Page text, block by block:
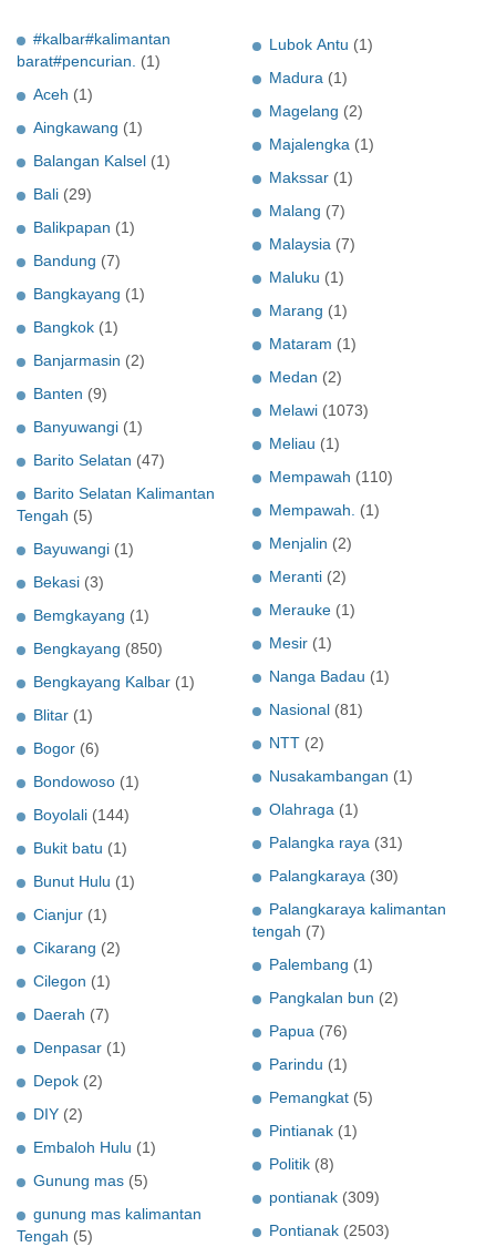
#kalbar#kalimantan
barat#pencurian. (1)
Aceh (1)
Aingkawang (1)
Balangan Kalsel (1)
Bali (29)
Balikpapan (1)
Bandung (7)
Bangkayang (1)
Bangkok (1)
Banjarmasin (2)
Banten (9)
Banyuwangi (1)
Barito Selatan (47)
Barito Selatan Kalimantan
Tengah (5)
Bayuwangi (1)
Bekasi (3)
Bemgkayang (1)
Bengkayang (850)
Bengkayang Kalbar (1)
Blitar (1)
Bogor (6)
Bondowoso (1)
Boyolali (144)
Bukit batu (1)
Bunut Hulu (1)
Cianjur (1)
Cikarang (2)
Cilegon (1)
Daerah (7)
Denpasar (1)
Depok (2)
DIY (2)
Embaloh Hulu (1)
Gunung mas (5)
gunung mas kalimantan
Tengah (5)
Lubok Antu (1)
Madura (1)
Magelang (2)
Majalengka (1)
Makssar (1)
Malang (7)
Malaysia (7)
Maluku (1)
Marang (1)
Mataram (1)
Medan (2)
Melawi (1073)
Meliau (1)
Mempawah (110)
Mempawah. (1)
Menjalin (2)
Meranti (2)
Merauke (1)
Mesir (1)
Nanga Badau (1)
Nasional (81)
NTT (2)
Nusakambangan (1)
Olahraga (1)
Palangka raya (31)
Palangkaraya (30)
Palangkaraya kalimantan
tengah (7)
Palembang (1)
Pangkalan bun (2)
Papua (76)
Parindu (1)
Pemangkat (5)
Pintianak (1)
Politik (8)
pontianak (309)
Pontianak (2503)